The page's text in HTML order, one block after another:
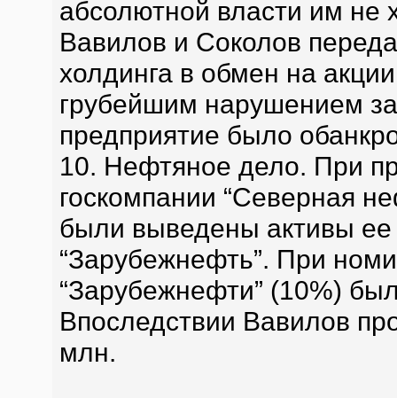
абсолютной власти им не
Вавилов и Соколов
холдинга в обмен на
грубейшим нарушением
предприятие было
10. Нефтяное дело. При
госкомпании “Северная
были выведены активы
“Зарубежнефть”. При
“Зарубежнефти” (10%)
Впоследствии Вавилов
млн.